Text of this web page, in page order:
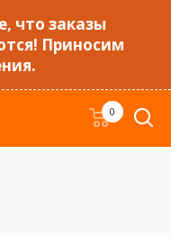
что заказы
Приносим
0